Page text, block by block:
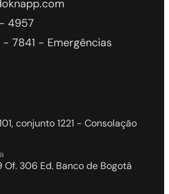
4957
- 7841 - Emergências
conjunto 1221 - Consolação
306 Ed. Banco de Bogotá